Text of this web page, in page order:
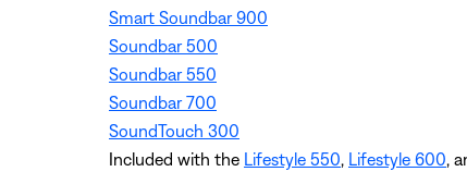
Smart Soundbar 900
Soundbar 500
Soundbar 550
Soundbar 700
SoundTouch 300
Included with the Lifestyle 550 Lifestyle 600 ,